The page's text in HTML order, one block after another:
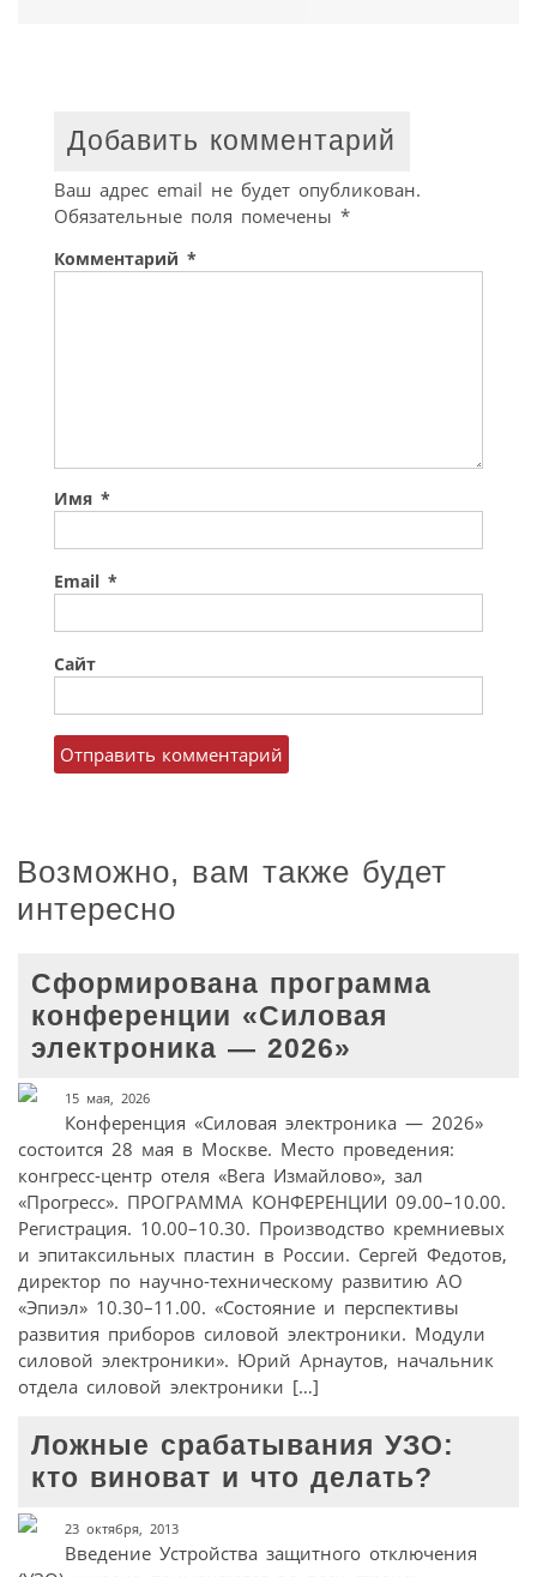
Добавить комментарий
Ваш адрес email не будет опубликован.
Обязательные поля помечены *
Комментарий *
Имя *
Email *
Сайт
Возможно, вам также будет
интересно
Сформирована программа
конференции «Силовая
электроника — 2026»
15 мая, 2026
Конференция «Силовая электроника — 2026»
состоится 28 мая в Москве. Место проведения:
конгресс-центр отеля «Вега Измайлово», зал
«Прогресс». ПРОГРАММА КОНФЕРЕНЦИИ 09.00–10.00.
Регистрация. 10.00–10.30. Производство кремниевых
и эпитаксильных пластин в России. Сергей Федотов,
директор по научно-техническому развитию АО
«Эпиэл» 10.30–11.00. «Состояние и перспективы
развития приборов силовой электроники. Модули
силовой электроники». Юрий Арнаутов, начальник
отдела силовой электроники […]
Ложные срабатывания УЗО:
кто виноват и что делать?
23 октября, 2013
Введение Устройства защитного отключения